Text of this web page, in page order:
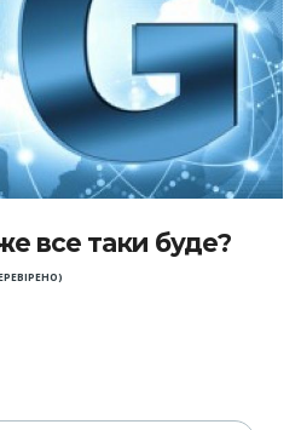
все таки буде?